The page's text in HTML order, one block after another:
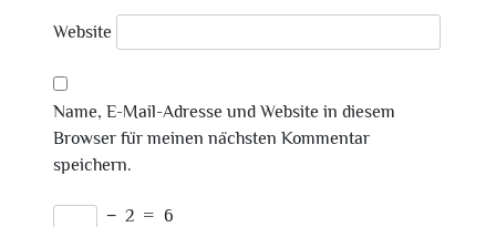
Website
Name, E-Mail-Adresse und Website in diesem
Browser für meinen nächsten Kommentar
speichern.
− 2 = 6